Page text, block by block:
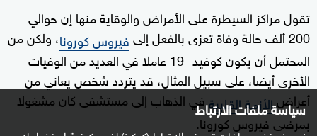
سياسة ملفات الارتباط
تقول مراكز السيطرة على الأمراض والوقاية منها إن حوالي
200 ألف حالة وفاة تعزى بالفعل إلى
فيروس كورونا، ولكن من
المحتمل أن يكون كوفيد -19 عاملا في العديد من الوفيات
الأخرى أيضا، على سبيل المثال، قد يتردد شخص يعاني من
أعراضالأزمة القلبيةفي الذهاب إلى مستشفى كان مشغولا
بمرضى فيروس كورونا.